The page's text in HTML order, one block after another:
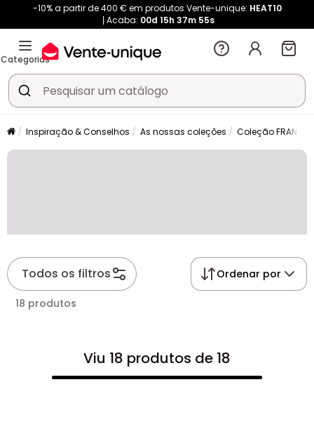
-10% a partir de 400 € em produtos Vente-unique: HEAT10
Acaba: 00d 15h 37m 54s
Categorias
Inspiração & Conselhos As nossas coleções Coleção
Todos os filtros Ordenar por
18 produtos
Viu 18 produtos de 18